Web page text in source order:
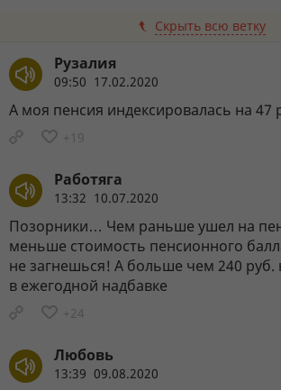
Скрыть всю ветку
Рузалия
09:50 17.02.2020
А моя пенсия индексировалась на 47
+19
Работяга
13:32 10.07.2020
Позорники… Чем раньше ушел на
меньше стоимость пенсионного
не загнешься! А больше чем 240 руб.
в ежегодной надбавке
+24
Любовь
13:39 09.08.2020